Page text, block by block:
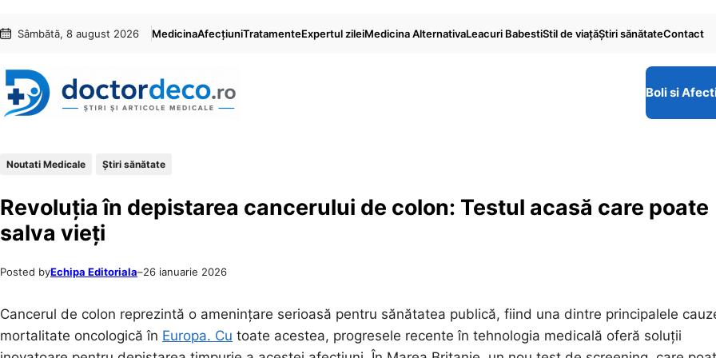
conținut
content
Sâmbătă, 8 august 2026 MedicinaAfecțiuniTratamenteExpertul zileiMedicina AlternativaLeacuri BabestiStil de viaţăŞtiri sănătateContact
Boli si
Noutati Medicale Ştiri sănătate
Revoluția în depistarea cancerului de colon: Testul acasă care poate
salva vieți
Posted byEchipa Editoriala–26 ianuarie 2026
Cancerul de colon reprezintă o amenințare serioasă pentru sănătatea publică, fiind una dintre principalele
mortalitate oncologică în Europa. Cu toate acestea, progresele recente în tehnologia medicală oferă soluții